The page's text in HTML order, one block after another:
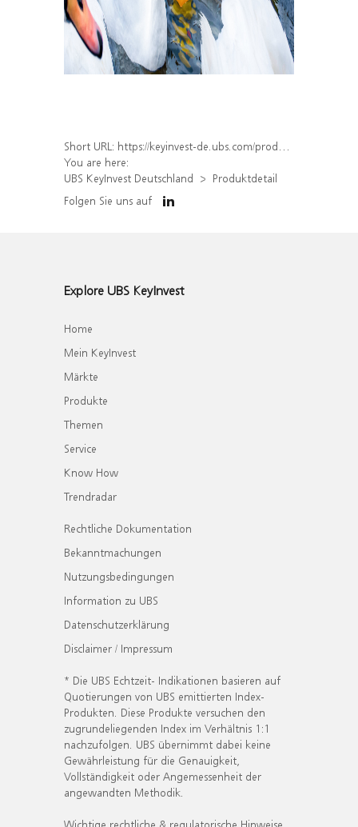
Short URL: https://keyinvest-de.ubs.com/produkt/detail/index/isin/DE000WA7F361
You are here:
UBS KeyInvest Deutschland
Produktdetail
Folgen Sie uns auf
Explore UBS KeyInvest
Home
Mein KeyInvest
Märkte
Produkte
Themen
Service
Know How
Trendradar
Rechtliche Dokumentation
Bekanntmachungen
Nutzungsbedingungen
Information zu UBS
Datenschutzerklärung
Disclaimer / Impressum
* Die UBS Echtzeit- Indikationen basieren auf
Quotierungen von UBS emittierten Index-
Produkten. Diese Produkte versuchen den
zugrundeliegenden Index im Verhältnis 1:1
nachzufolgen. UBS übernimmt dabei keine
Gewährleistung für die Genauigkeit,
Vollständigkeit oder Angemessenheit der
angewandten Methodik.